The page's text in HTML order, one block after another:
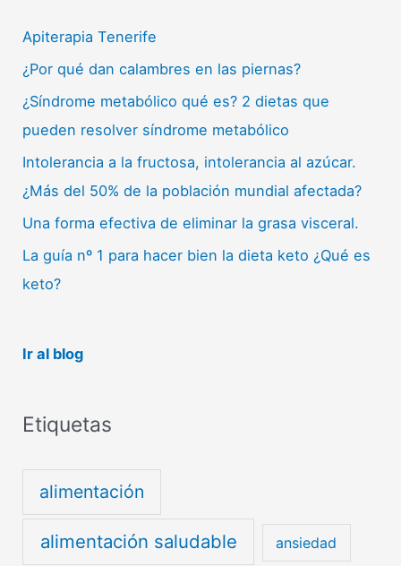
Apiterapia Tenerife
¿Por qué dan calambres en las piernas?
¿Síndrome metabólico qué es? 2 dietas que
pueden resolver síndrome metabólico
Intolerancia a la fructosa, intolerancia al azúcar.
¿Más del 50% de la población mundial afectada?
Una forma efectiva de eliminar la grasa visceral.
La guía nº 1 para hacer bien la dieta keto ¿Qué es
keto?
Ir al blog
Etiquetas
alimentación
alimentación saludable ansiedad